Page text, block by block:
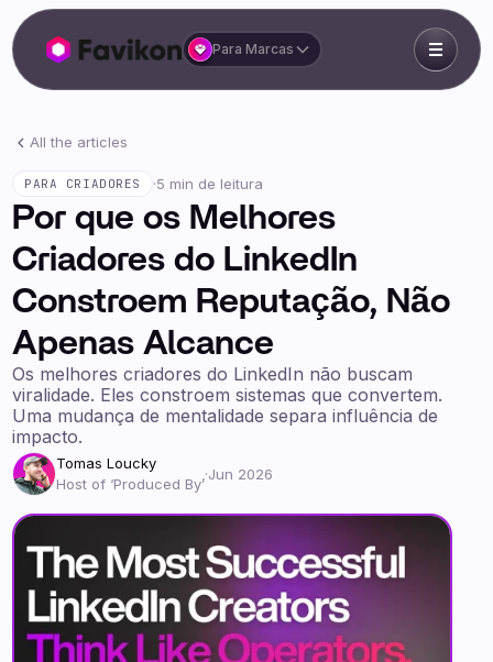
Para Marcas
All the articles
PARA CRIADORES ·5 min de leitura
Por que os Melhores
Criadores do LinkedIn
Constroem Reputação, Não
Apenas Alcance
Os melhores criadores do LinkedIn não buscam
viralidade. Eles constroem sistemas que convertem.
Uma mudança de mentalidade separa influência de
impacto.
Tomas Loucky
Host of ‘Produced By’
·Jun 2026